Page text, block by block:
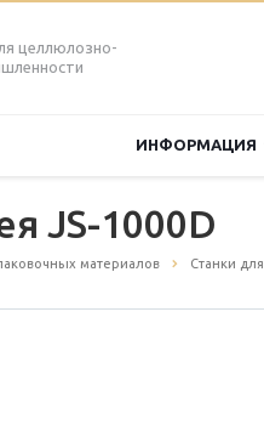
целлюлозно-
ИНФОРМАЦИЯ
JS-1000D
материалов Станки